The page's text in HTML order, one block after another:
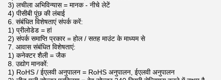
3) लचीला अभिविन्यास = मानक - नीचे लेटें
4) पीसीबी पूंछ की लंबाई
6. संबंधित विशेषताएं संपर्क करें:
1) प्रीलोडेड = हां
2) संपर्क समाप्ति प्रकार = होल / सतह माउंट के माध्यम से
7. आवास संबंधित विशेषताएं:
1) कनेक्टर शैली = जैक
8. उद्योग मानकों:
1) RoHS / ईएलवी अनुपालन = RoHS अनुपालन, ईएलवी अनुपालन